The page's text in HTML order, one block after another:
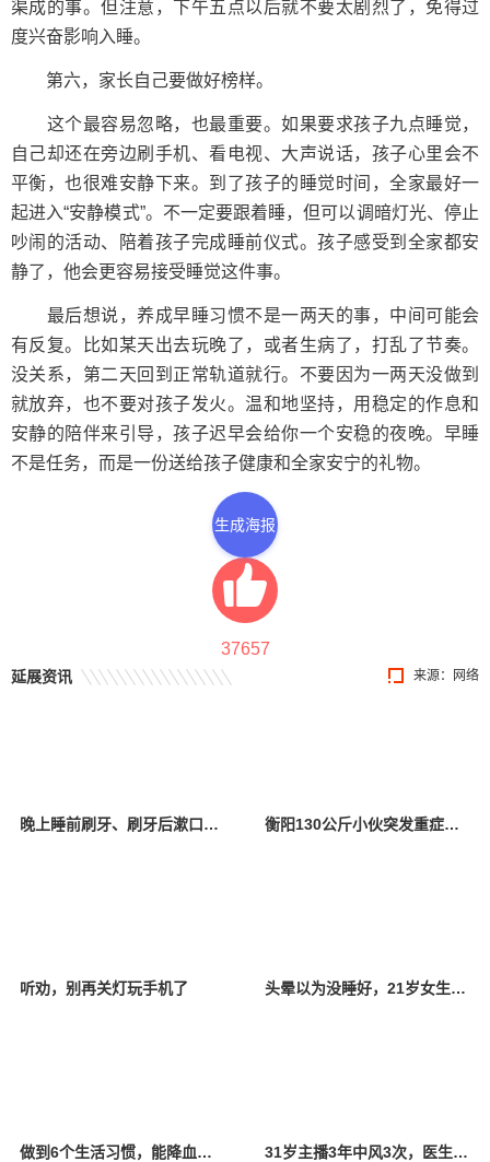
渠成的事。但注意，下午五点以后就不要太剧烈了，免得过
度兴奋影响入睡。
第六，家长自己要做好榜样。
这个最容易忽略，也最重要。如果要求孩子九点睡觉，
自己却还在旁边刷手机、看电视、大声说话，孩子心里会不
平衡，也很难安静下来。到了孩子的睡觉时间，全家最好一
起进入“安静模式”。不一定要跟着睡，但可以调暗灯光、停止
吵闹的活动、陪着孩子完成睡前仪式。孩子感受到全家都安
静了，他会更容易接受睡觉这件事。
最后想说，养成早睡习惯不是一两天的事，中间可能会
有反复。比如某天出去玩晚了，或者生病了，打乱了节奏。
没关系，第二天回到正常轨道就行。不要因为一两天没做到
就放弃，也不要对孩子发火。温和地坚持，用稳定的作息和
安静的陪伴来引导，孩子迟早会给你一个安稳的夜晚。早睡
不是任务，而是一份送给孩子健康和全家安宁的礼物。
生成海报
37657
来源：网络
延展资讯
晚上睡前刷牙、刷牙后漱口，原来都错了？医生：很多人都在“无效刷牙” 衡阳130公斤小伙突发重症心衰，有这些生活习惯赶紧改
听劝，别再关灯玩手机了 头晕以为没睡好，21岁女生一查竟是脑梗！脑中还藏着三枚“不定时炸弹”
做到6个生活习惯，能降血压！转发收藏 31岁主播3年中风3次，医生：不良生活习惯是“元凶”